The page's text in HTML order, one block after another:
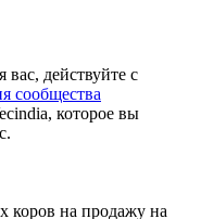
вас, действуйте с
сообщества
которое вы
коров на продажу на